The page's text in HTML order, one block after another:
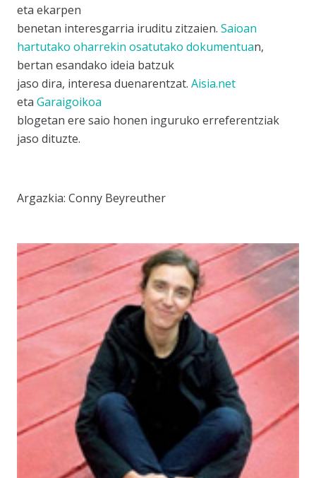
eta ekarpen
benetan interesgarria iruditu zitzaien. Saioan
hartutako oharrekin osatutako dokumentuan,
bertan esandako ideia batzuk
jaso dira, interesa duenarentzat. Aisia.net
eta Garaigoikoa
blogetan ere saio honen inguruko erreferentziak
jaso dituzte.
Argazkia: Conny Beyreuther